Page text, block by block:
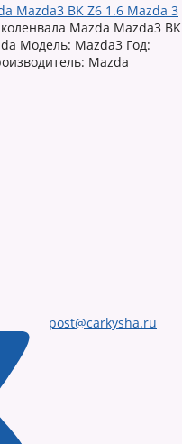
Mazda3 BK Z6 1.6 Mazda 3
Mazda Mazda3 BK
Модель: Mazda3 Год:
Mazda
post@carkysha.ru